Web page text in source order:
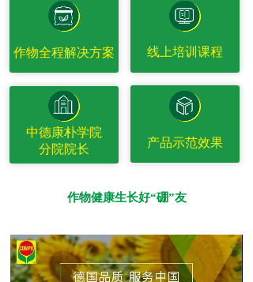
产品示范效果
线上培训课程
中德康朴学院
分院院长
作物全程解决方案
作物健康生长好“硼”友